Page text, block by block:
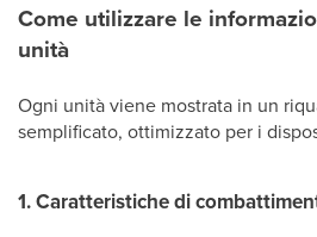
Come utilizzare le
unità
Ogni unità viene mostrata in un
semplificato, ottimizzato per i
1. Caratteristiche di